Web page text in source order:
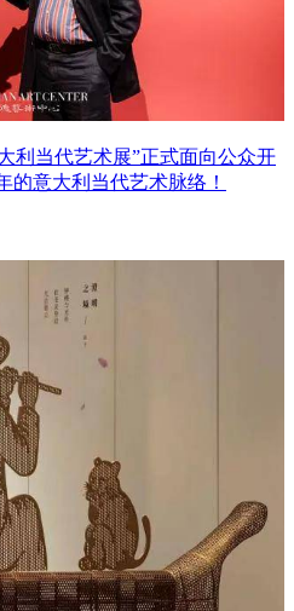
利当代艺术展”正式面向公众开
的意大利当代艺术脉络！